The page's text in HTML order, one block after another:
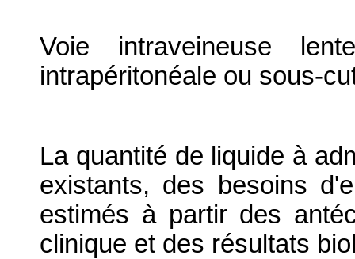
Voie intraveineuse
intrapéritonéale ou sous-
La quantité de liquide à
existants, des besoins
estimés à partir des
clinique et des résultats